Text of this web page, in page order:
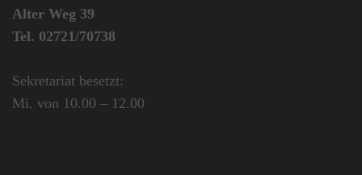
Alter Weg 39
Tel. 02721/70738
Sekretariat besetzt:
Mi. von 10.00 – 12.00